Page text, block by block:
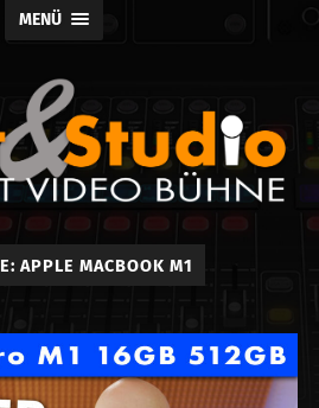
MENÜ
Event
und
Studio
APPLE MACBOOK M1